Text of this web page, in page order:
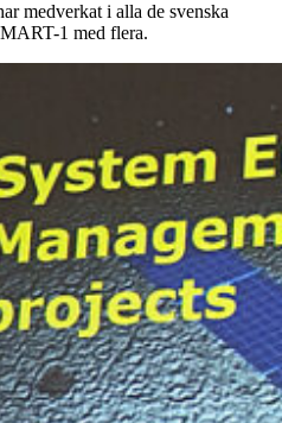
medverkat i alla de svenska
1 med flera.